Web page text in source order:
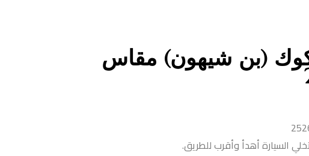
(بن شيهون) مقاس
السيارة أهدأ وأقرب للطريق.